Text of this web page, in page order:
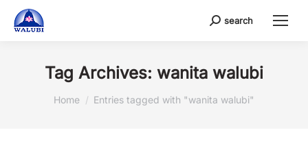
Search:
search
Tag Archives: wanita walubi
You are here:
Home Entries tagged with "wanita walubi"